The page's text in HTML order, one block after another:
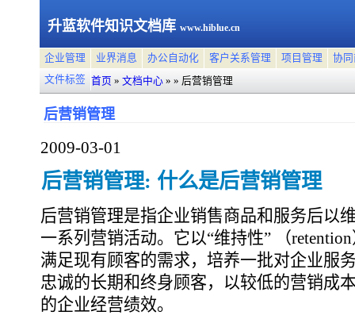
升蓝软件知识文档库 www.hiblue.cn
企业管理 业界消息 办公自动化 客户关系管理 项目管理
协
文件标签 首页 » 文档中心 » » 后营销管理
后营销管理
2009-03-01
后营销管理: 什么是后营销管理
后营销管理是指企业销售商品和服务后以
一系列营销活动。它以“维持性” （
满足现有顾客的需求，培养一批对企业服
忠诚的长期和终身顾客，以较低的营销成
的企业经营绩效。